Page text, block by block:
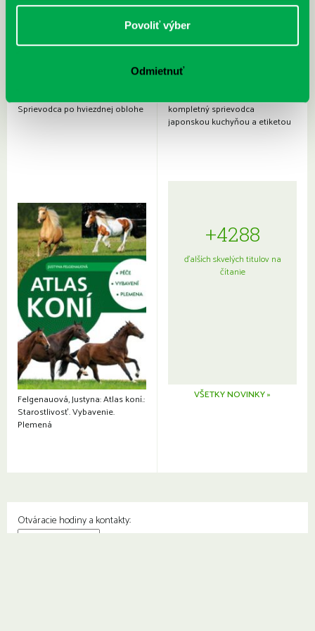
Povoliť výber
Odmietnuť
Sprievodca po hviezdnej oblohe
kompletný sprievodca
japonskou kuchyňou a etiketou
Felgenauová, Justyna: Atlas koní.:
Starostlivosť. Vybavenie.
Plemená
+4288
ďalších skvelých titulov na
čítanie
VŠETKY NOVINKY »
Otváracie hodiny a kontakty: